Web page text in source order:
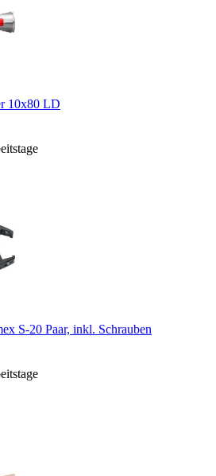
10x80 LD
S-20 Paar, inkl. Schrauben